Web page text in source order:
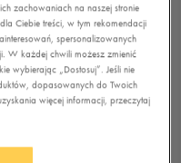
1/1
zachowaniach na naszej stronie
Ciebie treści, w tym rekomendacji
spersonalizowanych
W każdej chwili możesz zmienić
wybierając „Dostosuj”. Jeśli nie
dopasowanych do Twoich
więcej informacji, przeczytaj